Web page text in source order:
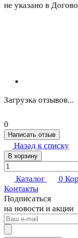
не указано в
Загрузка отзывов...
0
Написать отзыв
Назад к списку
В корзину
Каталог 0
Контакты
Подписаться
на новости и акции